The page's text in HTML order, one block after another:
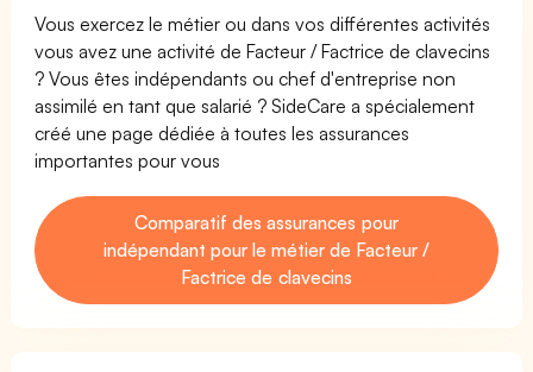
Vous exercez le métier ou dans vos différentes activités
vous avez une activité de Facteur / Factrice de clavecins
? Vous êtes indépendants ou chef d'entreprise non
assimilé en tant que salarié ? SideCare a spécialement
créé une page dédiée à toutes les assurances
importantes pour vous
Comparatif des assurances pour
indépendant pour le métier de Facteur /
Factrice de clavecins